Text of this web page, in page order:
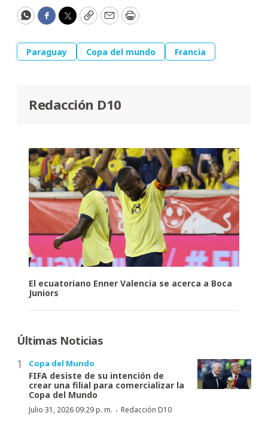
WhatsApp
Facebook
Twitter
CopyEmailPrint
Paraguay Copa del mundo Francia
Redacción D10
El ecuatoriano Enner Valencia se acerca a Boca
Juniors
Últimas Noticias
Copa del Mundo
FIFA desiste de su intención de
crear una filial para comercializar la
Copa del Mundo
Julio 31, 2026 09:29 p. m. · Redacción D10